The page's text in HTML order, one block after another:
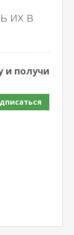
их в
и получи